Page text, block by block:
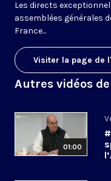
Les directs
assemblées générales
France...
Visiter la page de
Autres vidéos
01:00